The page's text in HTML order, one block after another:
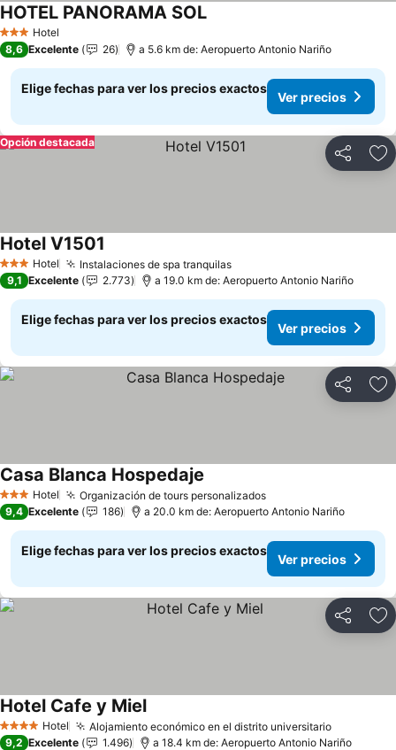
3 Estrellas
Hotel
HOTEL PANORAMA SOLVer precios
8,6 Excelente 26 a 5.6 km de: Aeropuerto Antonio Nariño
Elige fechas para ver los precios exactos
Ver precios
Compartir
Opción destacada
3 Estrellas
Hotel Instalaciones de spa tranquilasVer precios
Hotel V1501
9,1 Excelente 2.773 a 19.0 km de: Aeropuerto Antonio Nariño
Elige fechas para ver los precios exactos
Ver precios
Compartir
3 Estrellas
Hotel Organización de tours personalizadosVer precios
Casa Blanca Hospedaje
9,4 Excelente 186 a 20.0 km de: Aeropuerto Antonio Nariño
Elige fechas para ver los precios exactos
Ver precios
Compartir
4 EstrellasHotel Alojamiento económico en el distrito universitarioVer
Hotel Cafe y MielVer precios
9,2 Excelente 1.496 a 18.4 km de: Aeropuerto Antonio Nariño